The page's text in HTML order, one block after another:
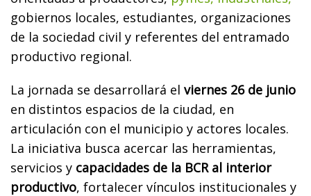
gobiernos locales, estudiantes, organizaciones
de la sociedad civil y referentes del entramado
productivo regional.
La jornada se desarrollará el viernes 26 de junio
en distintos espacios de la ciudad, en
articulación con el municipio y actores locales.
La iniciativa busca acercar las herramientas,
servicios y capacidades de la BCR al interior
productivo, fortalecer vínculos institucionales y